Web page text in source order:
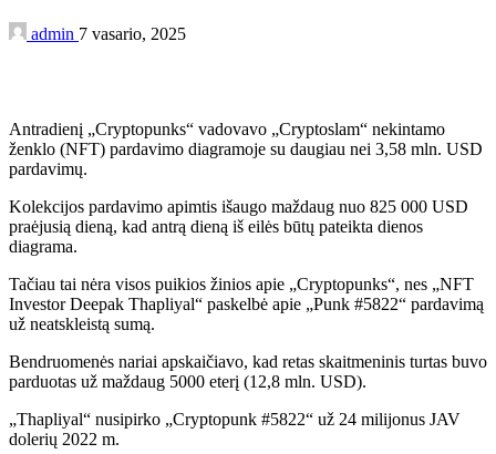
admin 7 vasario, 2025
Antradienį „Cryptopunks“ vadovavo „Cryptoslam“ nekintamo
ženklo (NFT) pardavimo diagramoje su daugiau nei 3,58 mln. USD
pardavimų.
Kolekcijos pardavimo apimtis išaugo maždaug nuo 825 000 USD
praėjusią dieną, kad antrą dieną iš eilės būtų pateikta dienos
diagrama.
Tačiau tai nėra visos puikios žinios apie „Cryptopunks“, nes „NFT
Investor Deepak Thapliyal“ paskelbė apie „Punk #5822“ pardavimą
už neatskleistą sumą.
Bendruomenės nariai apskaičiavo, kad retas skaitmeninis turtas buvo
parduotas už maždaug 5000 eterį (12,8 mln. USD).
„Thapliyal“ nusipirko „Cryptopunk #5822“ už 24 milijonus JAV
dolerių 2022 m.